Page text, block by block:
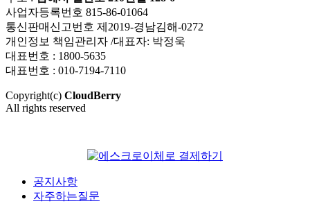
사업자등록번호 815-86-01064
통신판매신고번호 제2019-경남김해-0272
개인정보 책임관리자 /대표자: 박정욱
대표번호 : 1800-5635
대표번호 : 010-7194-7110
Copyright(c) CloudBerry
All rights reserved
공지사항
자주하는질문